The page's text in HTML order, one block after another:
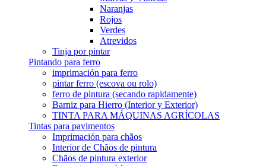
Naranjas
Rojos
Verdes
Atrevidos
Tinja por pintar
Pintando para ferro
imprimación para ferro
pintar ferro (escova ou rolo)
ferro de pintura (secando rapidamente)
Barniz para Hierro (Interior y Exterior)
TINTA PARA MÁQUINAS AGRÍCOLAS
Tintas para pavimentos
Imprimación para chãos
Interior de Chãos de pintura
Chãos de pintura exterior